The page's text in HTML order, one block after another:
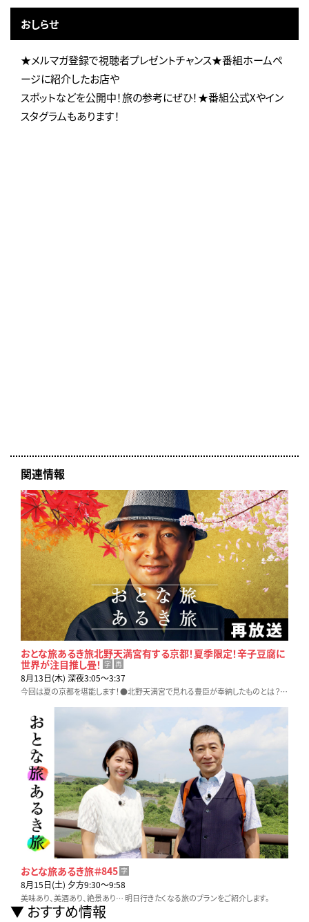
おしらせ
★メルマガ登録で視聴者プレゼントチャンス★番組ホームペ
ージに紹介したお店や
スポットなどを公開中！旅の参考にぜひ！★番組公式Xやイン
スタグラムもあります！
関連情報
おとな旅あるき旅北野天満宮有する京都！夏季限定！辛子豆腐に
世界が注目推し畳！ 字 再
8月13日(木) 深夜3:05〜3:37
今回は夏の京都を堪能します！●北野天満宮で見れる豊臣が奉納したものとは？●町屋を改装！隠れ家角打ち●推し畳は自分オリジナルも出来る!?●夏に食べたい絶品四川料理！
おとな旅あるき旅＃845 字
8月15日(土) 夕方9:30〜9:58
美味あり、美酒あり、絶景あり… 明日行きたくなる旅のプランをご紹介します。
おすすめ情報